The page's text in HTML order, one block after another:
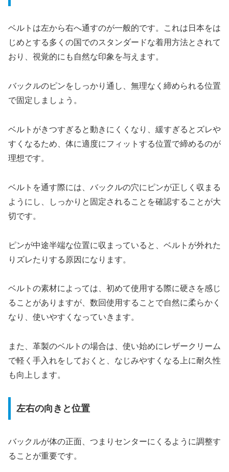
ベルトは左から右へ通すのが一般的です。これは日本をは
じめとする多くの国でのスタンダードな着用方法とされて
おり、視覚的にも自然な印象を与えます。
バックルのピンをしっかり通し、無理なく締められる位置
で固定しましょう。
ベルトがきつすぎると動きにくくなり、緩すぎるとズレや
すくなるため、体に適度にフィットする位置で締めるのが
理想です。
ベルトを通す際には、バックルの穴にピンが正しく収まる
ようにし、しっかりと固定されることを確認することが大
切です。
ピンが中途半端な位置に収まっていると、ベルトが外れた
りズレたりする原因になります。
ベルトの素材によっては、初めて使用する際に硬さを感じ
ることがありますが、数回使用することで自然に柔らかく
なり、使いやすくなっていきます。
また、革製のベルトの場合は、使い始めにレザークリーム
で軽く手入れをしておくと、なじみやすくなる上に耐久性
も向上します。
左右の向きと位置
バックルが体の正面、つまりセンターにくるように調整す
ることが重要です。